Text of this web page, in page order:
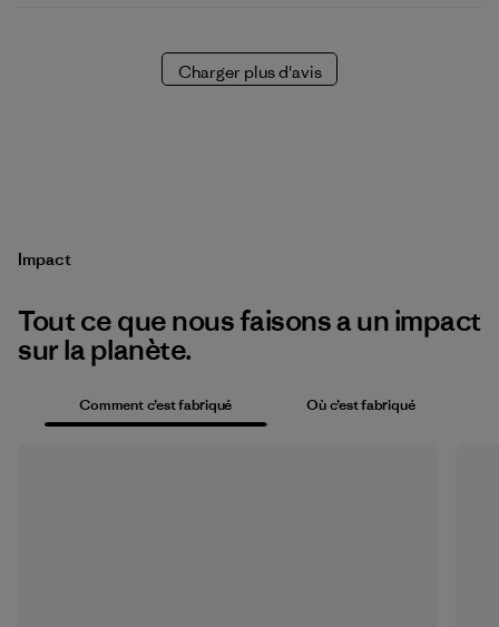
Charger plus d'avis
Impact
Tout ce que nous faisons a un impact
sur la planète.
Comment c’est fabriqué Où c’est fabriqué